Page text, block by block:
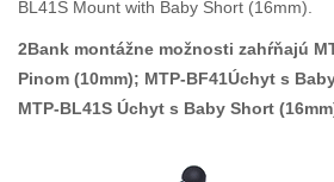
BL41S Mount with Baby Short (16mm).
2Bank montážne možnosti zahŕňajú
Pinom (10mm); MTP-BF41Úchyt s
MTP-BL41S Úchyt s Baby Short